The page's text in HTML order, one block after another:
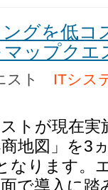
グを低コ
ップクエ
スト ITシス
トが現在
地図」を3
なります。
で導入に